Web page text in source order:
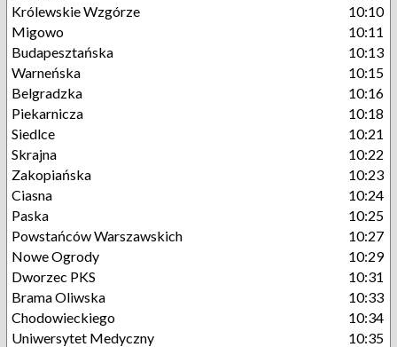
Królewskie Wzgórze
10:10
Migowo
10:11
Budapesztańska
10:13
Warneńska
10:15
Belgradzka
10:16
Piekarnicza
10:18
Siedlce
10:21
Skrajna
10:22
Zakopiańska
10:23
Ciasna
10:24
Paska
10:25
Powstańców Warszawskich
10:27
Nowe Ogrody
10:29
Dworzec PKS
10:31
Brama Oliwska
10:33
Chodowieckiego
10:34
Uniwersytet Medyczny
10:35